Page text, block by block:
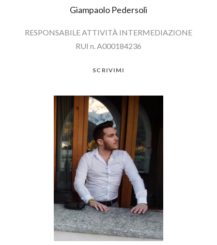
Giampaolo Pedersoli
RESPONSABILE ATTIVITÀ INTERMEDIAZIONE
RUI n. A000184236
SCRIVIMI